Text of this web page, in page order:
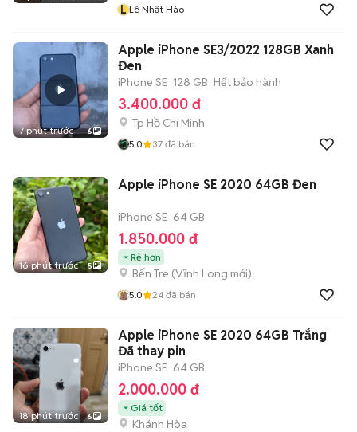
L Lê Nhật Hào
7 phút trước 6
Apple iPhone SE3/2022 128GB Xanh
Đen
iPhone SE 128 GB Hết bảo hành
3.400.000 đ
Tp Hồ Chí Minh
5.0 37 đã bán
16 phút trước 5
Apple iPhone SE 2020 64GB Đen
iPhone SE 64 GB
1.850.000 đ
Rẻ hơn
Bến Tre (Vĩnh Long mới)
5.0 24 đã bán
18 phút trước 6
Apple iPhone SE 2020 64GB Trắng
Đã thay pin
iPhone SE 64 GB
2.000.000 đ
Giá tốt
Khánh Hòa